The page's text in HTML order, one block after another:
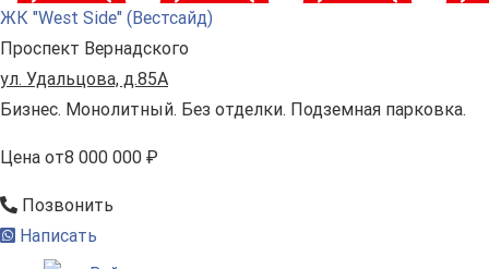
ЖК "West Side" (Вестсайд)
Проспект Вернадского
ул. Удальцова, д.85А
Бизнес. Монолитный. Без отделки. Подземная парковка.
Цена от8 000 000 ₽
Позвонить
Написать